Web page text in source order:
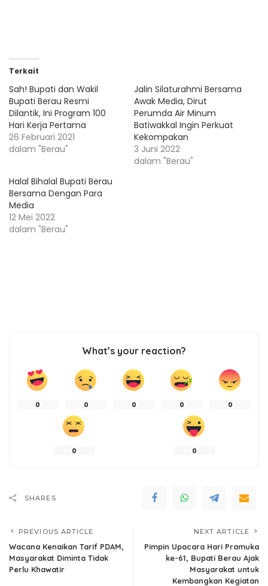
Terkait
Sah! Bupati dan Wakil
Bupati Berau Resmi
Dilantik, Ini Program 100
Hari Kerja Pertama
26 Februari 2021
dalam "Berau"
Jalin Silaturahmi Bersama
Awak Media, Dirut
Perumda Air Minum
Batiwakkal Ingin Perkuat
Kekompakan
3 Juni 2022
dalam "Berau"
Halal Bihalal Bupati Berau
Bersama Dengan Para
Media
12 Mei 2022
dalam "Berau"
What’s your reaction?
0 0 0 0 0
0 0
SHARES
PREVIOUS ARTICLE
Wacana Kenaikan Tarif PDAM,
Masyarakat Diminta Tidak
Perlu Khawatir
NEXT ARTICLE
Pimpin Upacara Hari Pramuka
ke-61, Bupati Berau Ajak
Masyarakat untuk
Kembangkan Kegiatan